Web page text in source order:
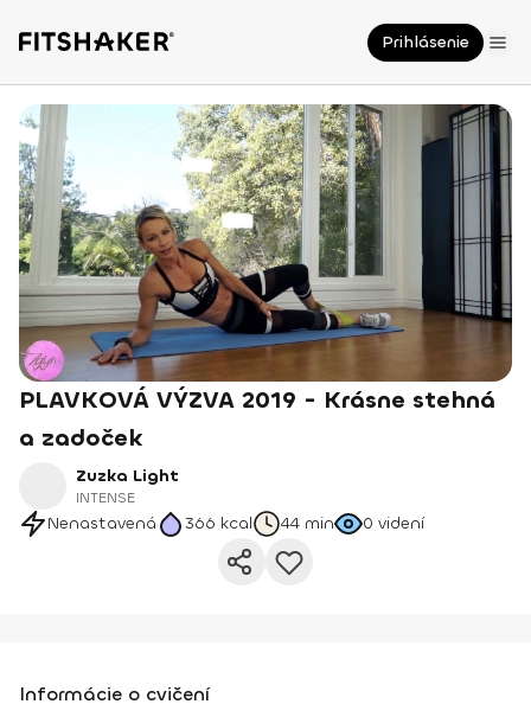
Prihlásenie
PLAVKOVÁ VÝZVA 2019 - Krásne stehná
a zadoček
Zuzka Light
INTENSE
Nenastavená 366 kcal 44 min 0 videní
Informácie o cvičení